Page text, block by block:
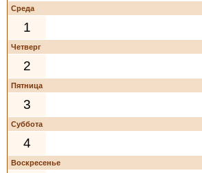
Среда
1
Четверг
2
Пятница
3
Суббота
4
Воскресенье